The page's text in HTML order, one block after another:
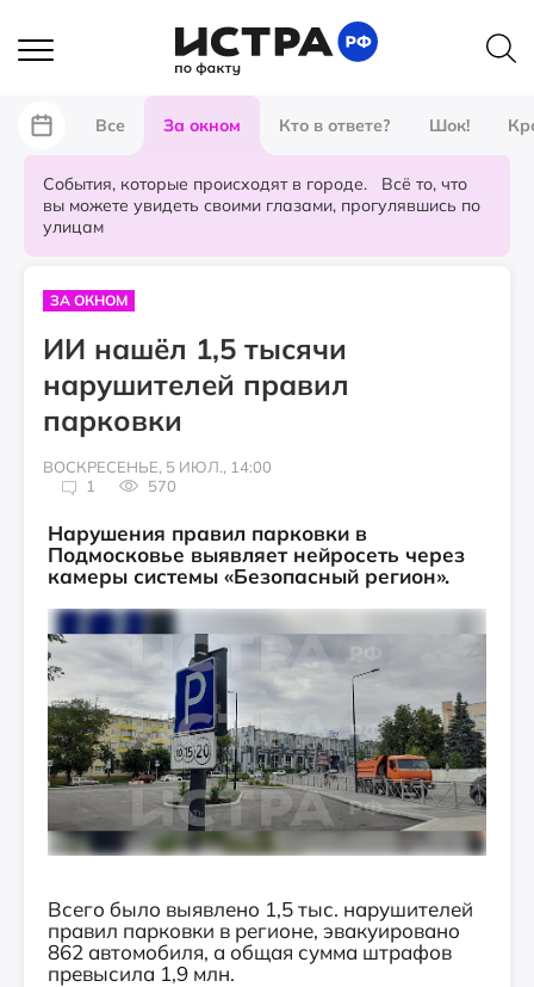
Все За окном Кто в ответе? Шок!
События, которые происходят в городе. Всё то, что
вы можете увидеть своими глазами, прогулявшись по
улицам
ЗА ОКНОМ
ИИ нашёл 1,5 тысячи
нарушителей правил
парковки
ВОСКРЕСЕНЬЕ, 5 ИЮЛ., 14:00
1
570
Нарушения правил парковки в
Подмосковье выявляет нейросеть через
камеры системы «Безопасный регион».
Всего было выявлено 1,5 тыс. нарушителей
правил парковки в регионе, эвакуировано
862 автомобиля, а общая сумма штрафов
превысила 1,9 млн.